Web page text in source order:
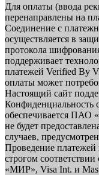
Для оплаты (ввода
перенаправлены на
Соединение с
осуществляется в
протокола
поддерживает
платежей Verified By
оплаты может
Настоящий сайт
Конфиденциальность
обеспечивается
не будет
случаев,
Проведение платежей
строгом
«МИР», Visa Int. и